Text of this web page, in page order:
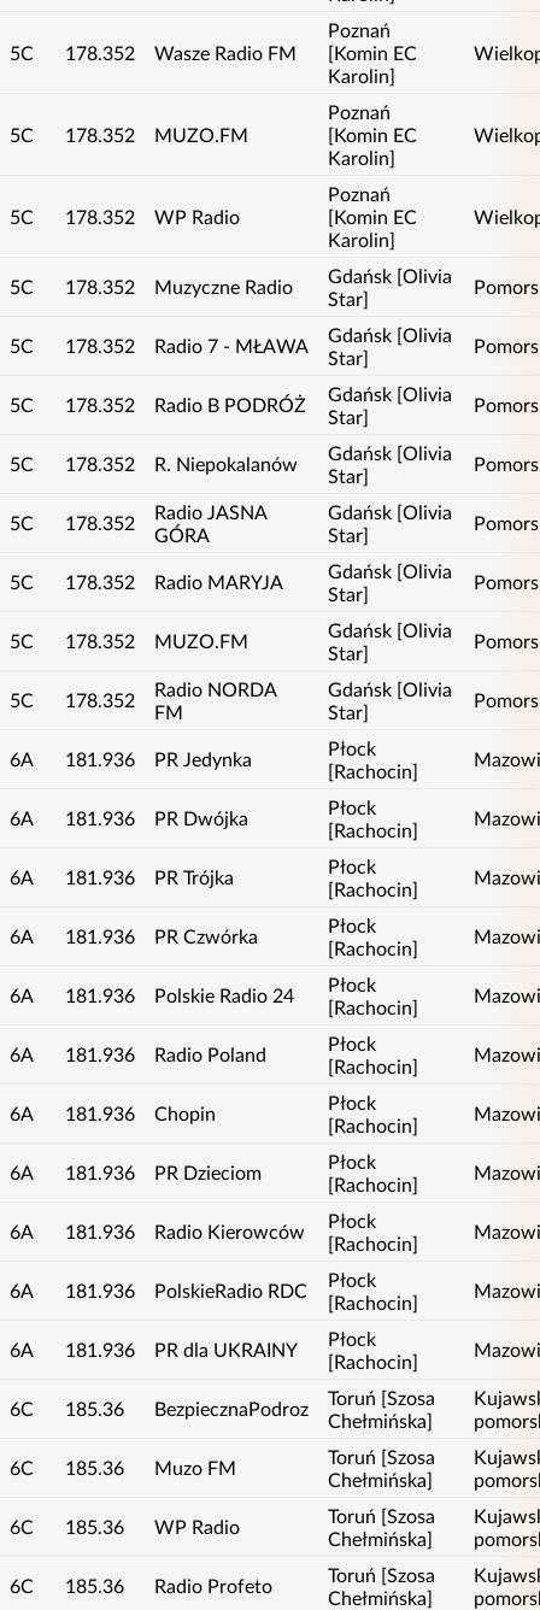
5C 178.352 Wasze Radio FM
Poznań
[Komin EC
Karolin]
5C 178.352 MUZO.FM
Poznań
[Komin EC
Karolin]
5C 178.352 WP Radio
Poznań
[Komin EC
Karolin]
5C 178.352 Muzyczne Radio
Gdańsk [Olivia
Star]
5C 178.352 Radio 7 - MŁAWA
Gdańsk [Olivia
Star]
5C 178.352 Radio B PODRÓŻ
Gdańsk [Olivia
Star]
5C 178.352 R. Niepokalanów
Gdańsk [Olivia
Star]
5C 178.352
Radio JASNA
GÓRA
Gdańsk [Olivia
Star]
5C 178.352 Radio MARYJA
Gdańsk [Olivia
Star]
5C 178.352 MUZO.FM
Gdańsk [Olivia
Star]
5C 178.352
Radio NORDA
FM
Gdańsk [Olivia
Star]
6A 181.936 PR Jedynka
Płock
[Rachocin]
6A 181.936 PR Dwójka
Płock
[Rachocin]
6A 181.936 PR Trójka
Płock
[Rachocin]
6A 181.936 PR Czwórka
Płock
[Rachocin]
6A 181.936 Polskie Radio 24
Płock
[Rachocin]
6A 181.936 Radio Poland
Płock
[Rachocin]
6A 181.936 Chopin
Płock
[Rachocin]
6A 181.936 PR Dzieciom
Płock
[Rachocin]
6A 181.936 Radio Kierowców
Płock
[Rachocin]
6A 181.936 PolskieRadio RDC
Płock
[Rachocin]
6A 181.936 PR dla UKRAINY
Płock
[Rachocin]
6C 185.36 BezpiecznaPodroz
Toruń [Szosa
Chełmińska]
6C 185.36 Muzo FM
Toruń [Szosa
Chełmińska]
6C 185.36 WP Radio
Toruń [Szosa
Chełmińska]
6C 185.36 Radio Profeto
Toruń [Szosa
Chełmińska]